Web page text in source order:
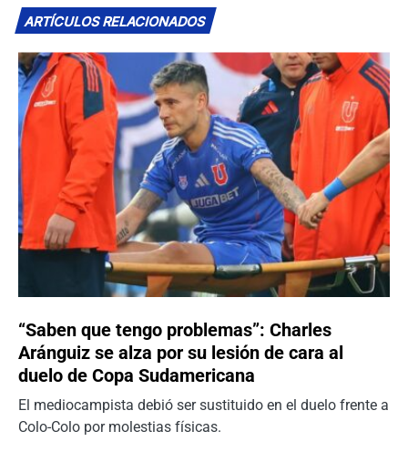
ARTÍCULOS RELACIONADOS
“Saben que tengo problemas”: Charles
Aránguiz se alza por su lesión de cara al
duelo de Copa Sudamericana
El mediocampista debió ser sustituido en el duelo frente a
Colo-Colo por molestias físicas.